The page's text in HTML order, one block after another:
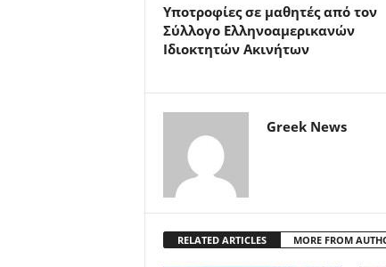
Υποτροφίες σε μαθητές από τον
Σύλλογο Ελληνοαμερικανών
Ιδιοκτητών Ακινήτων
Greek News
RELATED ARTICLES MORE FROM